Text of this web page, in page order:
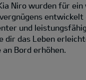
Niro wurden für ein
und
dir das Leben
Bord erhöhen.